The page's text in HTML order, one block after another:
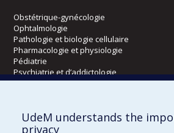
Obstétrique-gynécologie
Ophtalmologie
Pathologie et biologie cellulaire
Pharmacologie et physiologie
Pédiatrie
Psychiatrie et d’addictologie
Radiologie, radio-oncologie et médecine
Écoles
UdeM understands the
privacy